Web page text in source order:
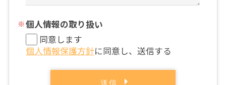
個人情報の取り扱い
同意します
個人情報保護方針に同意し、送信する